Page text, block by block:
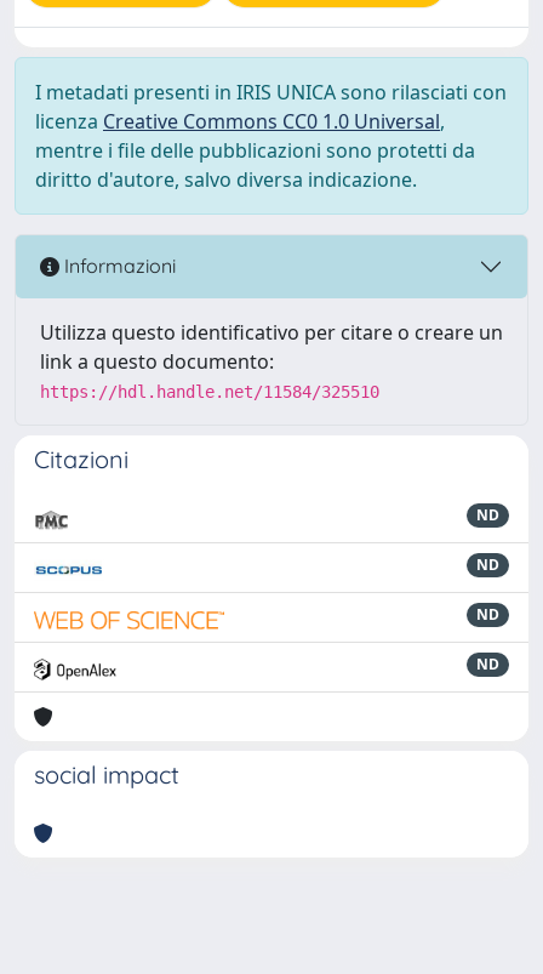
I metadati presenti in IRIS UNICA sono rilasciati con
licenza Creative Commons CC0 1.0 Universal,
mentre i file delle pubblicazioni sono protetti da
diritto d'autore, salvo diversa indicazione.
Informazioni
Utilizza questo identificativo per citare o creare un
link a questo documento:
https://hdl.handle.net/11584/325510
Citazioni
ND
ND
ND
ND
social impact